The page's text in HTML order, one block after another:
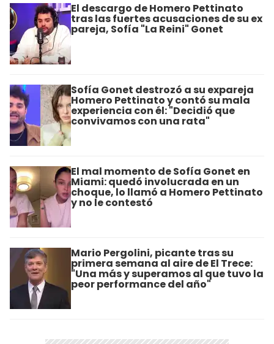
El descargo de Homero Pettinato
tras las fuertes acusaciones de su ex
pareja, Sofía "La Reini" Gonet
Sofía Gonet destrozó a su expareja
Homero Pettinato y contó su mala
experiencia con él: "Decidió que
convivamos con una rata"
El mal momento de Sofía Gonet en
Miami: quedó involucrada en un
choque, lo llamó a Homero Pettinato
y no le contestó
Mario Pergolini, picante tras su
primera semana al aire de El Trece:
"Una más y superamos al que tuvo la
peor performance del año"